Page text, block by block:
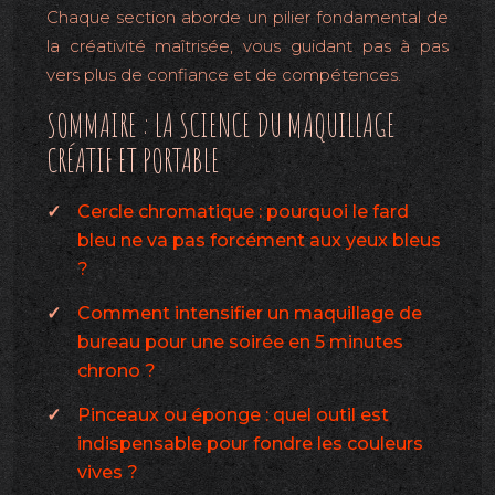
Chaque section aborde un pilier fondamental de
la créativité maîtrisée, vous guidant pas à pas
vers plus de confiance et de compétences.
SOMMAIRE : LA SCIENCE DU MAQUILLAGE
CRÉATIF ET PORTABLE
Cercle chromatique : pourquoi le fard
bleu ne va pas forcément aux yeux bleus
?
Comment intensifier un maquillage de
bureau pour une soirée en 5 minutes
chrono ?
Pinceaux ou éponge : quel outil est
indispensable pour fondre les couleurs
vives ?